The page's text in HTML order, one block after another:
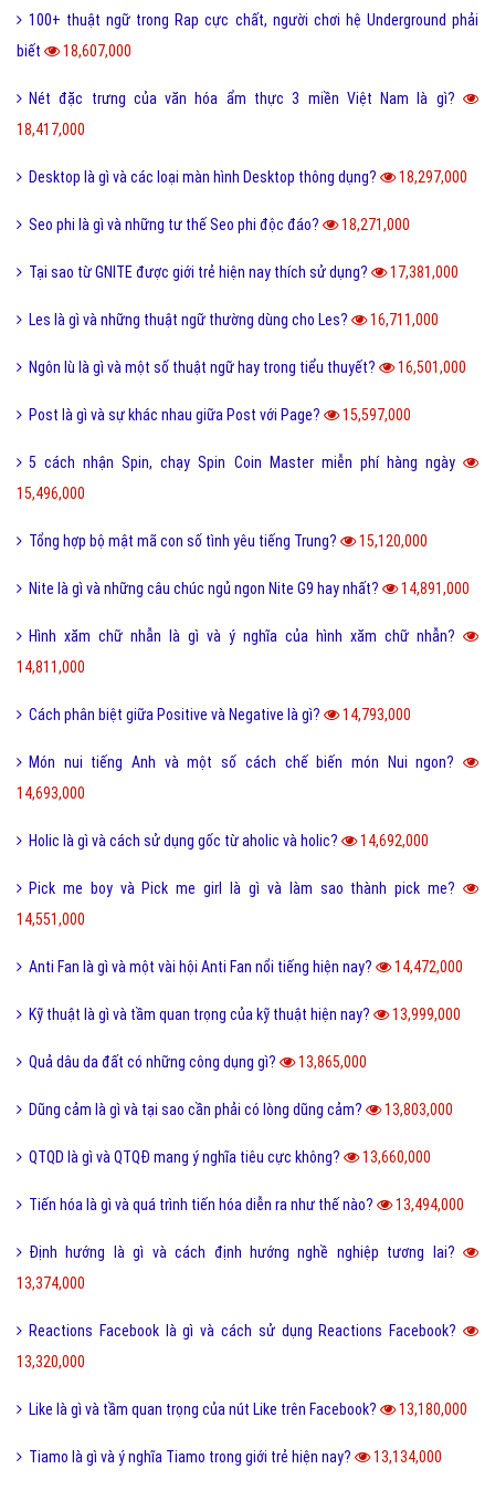
100+ thuật ngữ trong Rap cực chất, người chơi hệ Underground phải
biết
18,607,000
Nét đặc trưng của văn hóa ẩm thực 3 miền Việt Nam là gì?
18,417,000
Desktop là gì và các loại màn hình Desktop thông dụng? 18,297,000
Seo phi là gì và những tư thế Seo phi độc đáo? 18,271,000
Tại sao từ GNITE được giới trẻ hiện nay thích sử dụng? 17,381,000
Les là gì và những thuật ngữ thường dùng cho Les? 16,711,000
Ngôn lù là gì và một số thuật ngữ hay trong tiểu thuyết? 16,501,000
Post là gì và sự khác nhau giữa Post với Page? 15,597,000
5 cách nhận Spin, chạy Spin Coin Master miễn phí hàng ngày
15,496,000
Tổng hợp bộ mật mã con số tình yêu tiếng Trung? 15,120,000
Nite là gì và những câu chúc ngủ ngon Nite G9 hay nhất? 14,891,000
Hình xăm chữ nhẫn là gì và ý nghĩa của hình xăm chữ nhẫn?
14,811,000
Cách phân biệt giữa Positive và Negative là gì? 14,793,000
Món nui tiếng Anh và một số cách chế biến món Nui ngon?
14,693,000
Holic là gì và cách sử dụng gốc từ aholic và holic? 14,692,000
Pick me boy và Pick me girl là gì và làm sao thành pick me?
14,551,000
Anti Fan là gì và một vài hội Anti Fan nổi tiếng hiện nay? 14,472,000
Kỹ thuật là gì và tầm quan trọng của kỹ thuật hiện nay? 13,999,000
Quả dâu da đất có những công dụng gì? 13,865,000
Dũng cảm là gì và tại sao cần phải có lòng dũng cảm? 13,803,000
QTQD là gì và QTQĐ mang ý nghĩa tiêu cực không? 13,660,000
Tiến hóa là gì và quá trình tiến hóa diễn ra như thế nào? 13,494,000
Định hướng là gì và cách định hướng nghề nghiệp tương lai?
13,374,000
Reactions Facebook là gì và cách sử dụng Reactions Facebook?
13,320,000
Like là gì và tầm quan trọng của nút Like trên Facebook? 13,180,000
Tiamo là gì và ý nghĩa Tiamo trong giới trẻ hiện nay? 13,134,000